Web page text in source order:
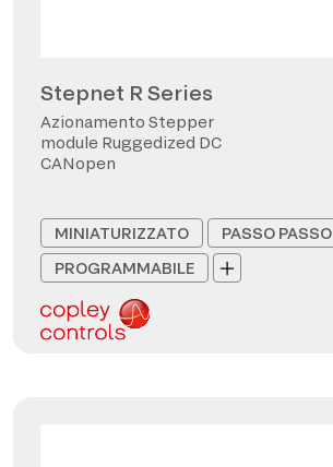
Stepnet R Series
Azionamento Stepper
module Ruggedized DC
CANopen
MINIATURIZZATO
PASSO PASSO
PROGRAMMABILE